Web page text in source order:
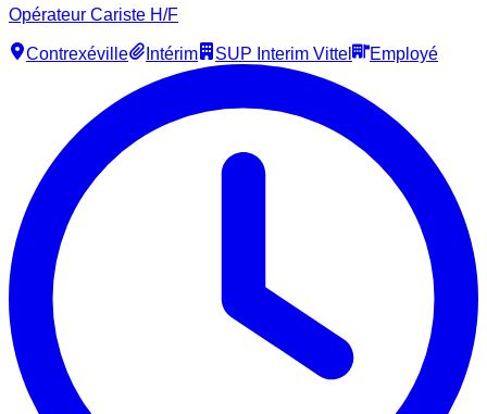
Opérateur Cariste H/F
Contrexéville Intérim SUP Interim Vittel Employé